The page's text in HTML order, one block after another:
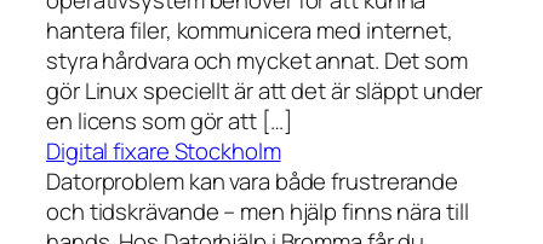
hantera filer, kommunicera med internet,
styra hårdvara och mycket annat. Det som
gör Linux speciellt är att det är släppt under
en licens som gör att […]
Digital fixare Stockholm
Datorproblem kan vara både frustrerande
och tidskrävande – men hjälp finns nära till